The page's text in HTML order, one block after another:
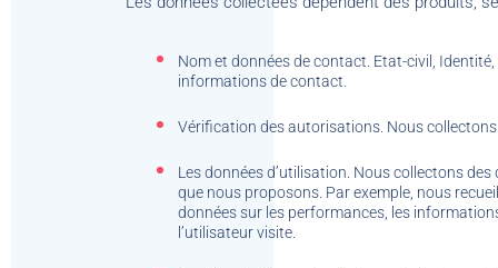
Nom et données de contact. Etat-civil,
informations de contact.
Vérification des autorisations. Nous
Les données d’utilisation. Nous collectons
que nous proposons. Par exemple, nous
données sur les performances, les
l’utilisateur visite.